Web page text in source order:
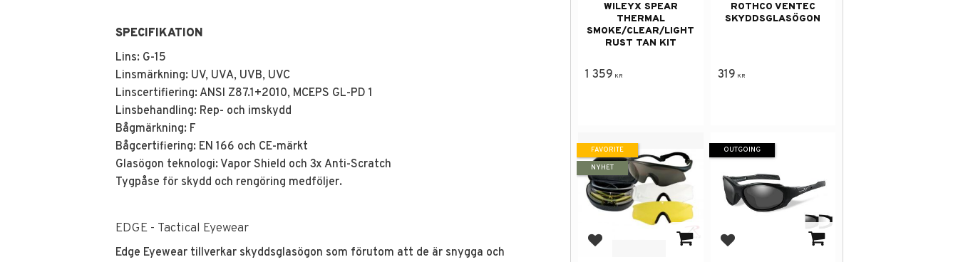
SPECIFIKATION
Lins: G-15
Linsmärkning: UV, UVA, UVB, UVC
Linscertifiering: ANSI Z87.1+2010, MCEPS GL-PD 1
Linsbehandling: Rep- och imskydd
Bågmärkning: F
Bågcertifiering: EN 166 och CE-märkt
Glasögon teknologi: Vapor Shield och 3x Anti-Scratch
Tygpåse för skydd och rengöring medföljer.
EDGE - Tactical Eyewear
Edge Eyewear tillverkar skyddsglasögon som förutom att de är snygga och
WILEYX SPEAR
THERMAL
SMOKE/CLEAR/LIGHT
RUST TAN KIT
1 359 KR
ROTHCO VENTEC
SKYDDSGLASÖGON
319 KR
Add to favorites
FAVORITE
NYHET
Add to favorites
OUTGOING